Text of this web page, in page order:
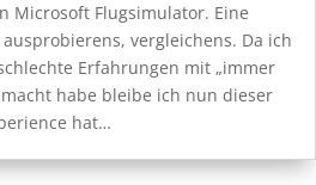
Microsoft Flugsimulator. Eine
vergleichens. Da ich
Erfahrungen mit „immer
habe bleibe ich nun dieser
hat…